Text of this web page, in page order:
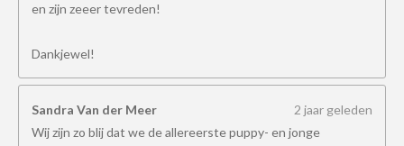
en zijn zeeer tevreden!
Dankjewel!
Sandra Van der Meer
2 jaar geleden
Wij zijn zo blij dat we de allereerste puppy- en jonge